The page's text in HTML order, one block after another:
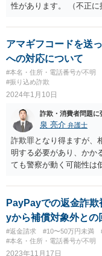
性があります。 （不正
れていたとのことですが
にも共有されています。
士を語ったメッセージ
連絡が来ることも考えら
族ご友人等に必ず相談さ
アマギフコードを送
への対応について
#本名・住所・電話番号が不明
#振り込め詐欺
2024年1月10日
詐欺・消費者問題に
泉 亮介 弁護士
詐欺罪となり得ますが、
明する必要があり、かか
ても警察が動く可能性は
PayPayでの返金詐
yから補償対象外との
#返金請求 #10〜50万円未満
#本名・住所・電話番号が不明
2023年11月17日